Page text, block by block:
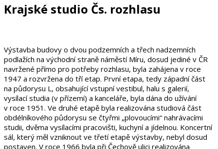
Krajské studio Čs. rozhlasu
Výstavba budovy o dvou podzemních a třech nadzemních
podlažích na východní straně náměstí Míru, dosud jediné v ČR
navržené přímo pro potřeby rozhlasu, byla zahájena v roce
1947 a rozvržena do tří etap. První etapa, tedy západní část
na půdorysu L, obsahující vstupní vestibul, halu s galerií,
vysílací studia (v přízemí) a kanceláře, byla dána do užívání
v roce 1951. Ve druhé etapě byla realizována studiová část
obdélníkového půdorysu se čtyřmi „plovoucími“ nahrávacími
studii, dvěma vysílacími pracovišti, kuchyní a jídelnou. Koncertní
sál, který měl vzniknout ve třetí etapě výstavby, nebyl dosud
postaven. V roce 1966 byla při Čechově ulici realizována